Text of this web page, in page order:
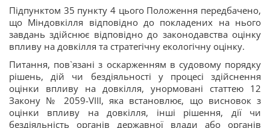
Підпунктом 35 пункту 4 цього Положення передбачено,
що Міндовкілля відповідно до покладених на нього
завдань здійснює відповідно до законодавства оцінку
впливу на довкілля та стратегічну екологічну оцінку.
Питання, пов`язані з оскарженням в судовому порядку
рішень, дій чи бездіяльності у процесі здійснення
оцінки впливу на довкілля, унормовані статтею 12
Закону № 2059-VIII, яка встановлює, що висновок з
оцінки впливу на довкілля, інші рішення, дії чи
бездіяльність органів державної влади або органів